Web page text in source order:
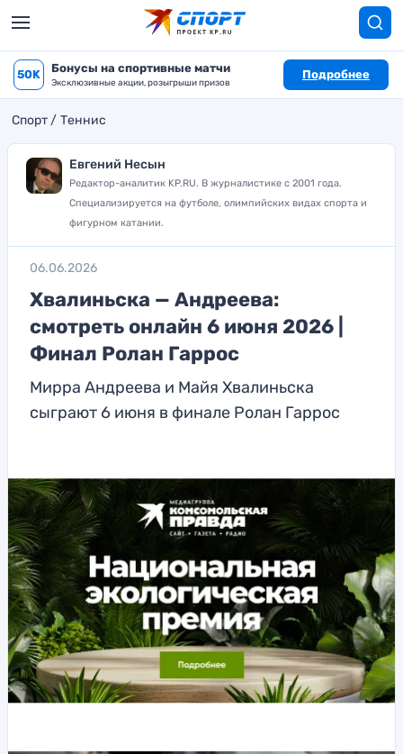
50K Бонусы на спортивные матчи
Эксклюзивные акции, розыгрыши призов
Подробнее
Спорт Теннис
Евгений Несын
Редактор-аналитик KP.RU. В журналистике с 2001 года.
Специализируется на футболе, олимпийских видах спорта и
фигурном катании.
06.06.2026
Хвалиньска — Андреева:
смотреть онлайн 6 июня 2026 |
Финал Ролан Гаррос
Мирра Андреева и Майя Хвалиньска
сыграют 6 июня в финале Ролан Гаррос